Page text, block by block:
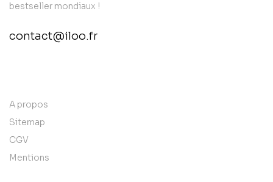
bestseller mondiaux !
contact@iloo.fr
A propos
Sitemap
CGV
Mentions